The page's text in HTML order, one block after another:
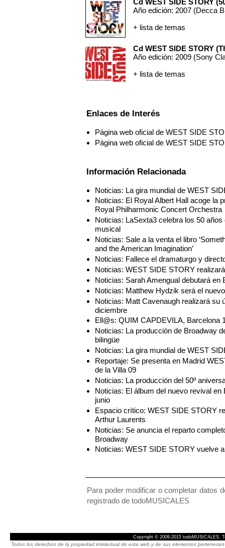
Año edición: 2007 (Decca
+ lista de temas
Cd WEST SIDE STORY
Año edición: 2009 (Sony
+ lista de temas
Enlaces de Interés
Página web oficial de WEST SIDE
Página web oficial de WEST SIDE
Información Relacionada
Noticias: La gira mundial de WEST
Noticias: El Royal Albert Hall acoge la
Royal Philharmonic Concert Orchestra
Noticias: LaSexta3 celebra los 50
musical
Noticias: Sale a la venta el libro
and the American Imagination’
Noticias: Fallece el dramaturgo y
Noticias: WEST SIDE STORY
Noticias: Sarah Amengual debutará
Noticias: Matthew Hydzik será el
Noticias: Matt Cavenaugh realizará su
diciembre
Ell@s: QUIM CAPDEVILA, Barcelona
Noticias: La producción de Broadway
bilingüe
Noticias: La gira mundial de WEST
Reportaje: Se presenta en Madrid
de la Villa 09
Noticias: La producción del 50º
Noticias: El álbum del nuevo revival
junio
Espacio crítico: WEST SIDE STORY
Arthur Laurents
Noticias: Se anuncia el reparto
Broadway
Noticias: WEST SIDE STORY vuelve
Para poder modificar o completar datos
registrado de todoMUSICALES
Copyright © 2008-2015 todoMUSICALES.
Todos los derechos de la propiedad intelectual de esta web y de sus elementos